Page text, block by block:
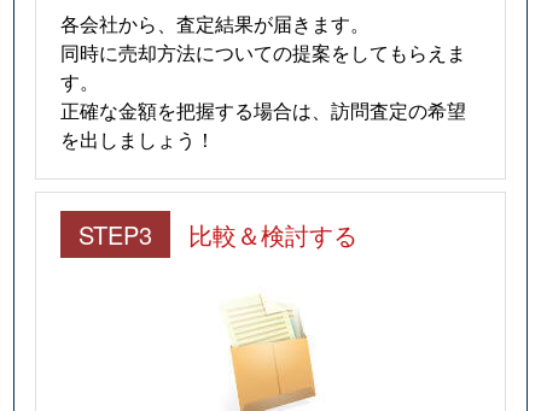
各会社から、査定結果が届きます。
同時に売却方法についての提案をしてもらえま
す。
正確な金額を把握する場合は、訪問査定の希望
を出しましょう！
STEP3 比較＆検討する